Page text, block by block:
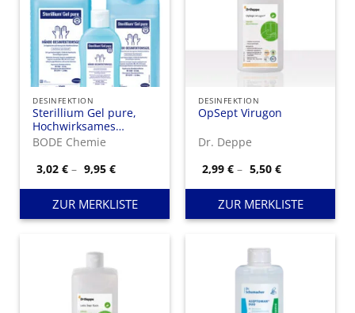
DESINFEKTION
Sterillium Gel pure,
Hochwirksames
Hände-
bewährtem
Pflegekomplex.
BODE Chemie
3,02€ – 9,95€Preisspanne:
3,02 €
bis
9,95 €
ZUR MERKLISTE
DESINFEKTION
OpSept Virugon
Dr. Deppe
2,99€ – 5,50€Preisspanne:
2,99 €
bis
5,50 €
ZUR MERKLISTE